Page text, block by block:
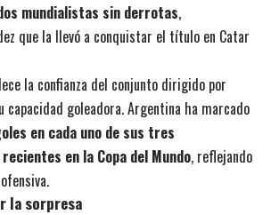
mundialistas sin derrotas,
que la llevó a conquistar el título en Catar
la confianza del conjunto dirigido por
capacidad goleadora. Argentina ha marcado
en cada uno de sus tres
en la Copa del Mundo, reflejando
la sorpresa